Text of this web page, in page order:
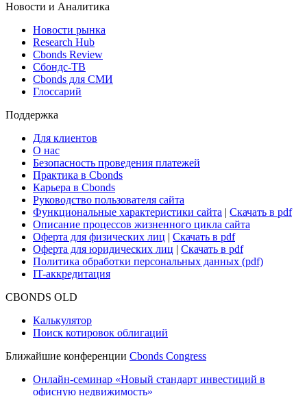
ETF & Funds
Поиск ETF & Funds
Новости и Аналитика
Новости рынка
Research Hub
Сбондс-ТВ
Глоссарий
Поддержка
Для клиентов
О нас
Безопасность проведения платежей
Практика в Cbonds
Карьера в Cbonds
Руководство пользователя сайта
Функциональные характеристики сайта|Скачать в pdf
Описание процессов жизненного цикла сайта
Оферта для юридических лиц
IT-аккредитация
Поиск котировок облигаций